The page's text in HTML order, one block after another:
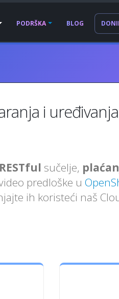
PODRŠKA BLOG
i
RESTful sučelje,
predloške u
ih koristeći naš